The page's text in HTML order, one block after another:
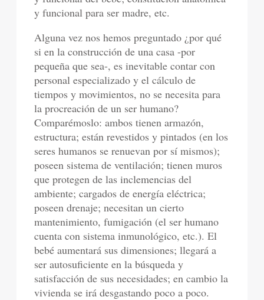
y funcional para ser madre, etc.
Alguna vez nos hemos preguntado ¿por qué
si en la construcción de una casa -por
pequeña que sea-, es inevitable contar con
personal especializado y el cálculo de
tiempos y movimientos, no se necesita para
la procreación de un ser humano?
Comparémoslo: ambos tienen armazón,
estructura; están revestidos y pintados (en los
seres humanos se renuevan por sí mismos);
poseen sistema de ventilación; tienen muros
que protegen de las inclemencias del
ambiente; cargados de energía eléctrica;
poseen drenaje; necesitan un cierto
mantenimiento, fumigación (el ser humano
cuenta con sistema inmunológico, etc.). El
bebé aumentará sus dimensiones; llegará a
ser autosuficiente en la búsqueda y
satisfacción de sus necesidades; en cambio la
vivienda se irá desgastando poco a poco.